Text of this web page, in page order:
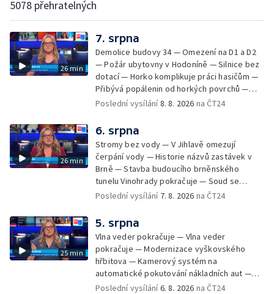
5078 přehratelných
26 min
7. srpna
Demolice budovy 34 — Omezení na D1 a D2
— Požár ubytovny v Hodoníně — Silnice bez
dotací — Horko komplikuje práci hasičům —
Přibývá popálenin od horkých povrchů —
Začíná prodej burčáku — Vedra komplikují
Poslední vysílání8. 8. 2026 na ČT24
26 min
6. srpna
Stromy bez vody — V Jihlavě omezují
čerpání vody — Historie názvů zastávek v
Brně — Stavba budoucího brněnského
tunelu Vinohrady pokračuje — Soud se
žhářem zlínského baru — Odložení bourání
Czech Rally Zlín — Začal 7. ročník festivalu
Pop Messe — Přestavba mostu v Hodoníně
— Fenomén památníčků
Poslední vysílání 7. 8. 2026 na ČT24
25 min
5. srpna
Vlna veder pokračuje — Vlna veder
pokračuje — Modernizace vyškovského
hřbitova — Kamerový systém na
automatické pokutování nákladních aut —
Demolice vyhořelé budovy ve Zlíně — Případ
Poslední vysílání6. 8. 2026 na ČT24